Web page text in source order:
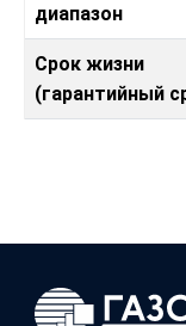
диапазон
Срок жизни
(гарантийный